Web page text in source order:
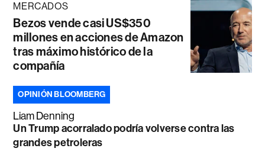
MERCADOS
Bezos vende casi US$350
millones en acciones de Amazon
tras máximo histórico de la
compañía
OPINIÓN BLOOMBERG
Liam Denning
Un Trump acorralado podría volverse contra las
grandes petroleras